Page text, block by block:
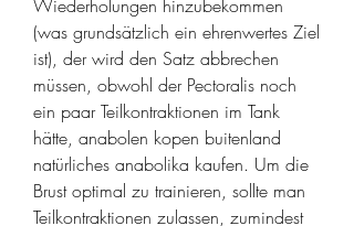
Wiederholungen hinzubekommen
(was grundsätzlich ein ehrenwertes Ziel
ist), der wird den Satz abbrechen
müssen, obwohl der Pectoralis noch
ein paar Teilkontraktionen im Tank
hätte, anabolen kopen buitenland
natürliches anabolika kaufen. Um die
Brust optimal zu trainieren, sollte man
Teilkontraktionen zulassen, zumindest